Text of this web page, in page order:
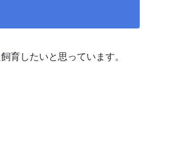
育したいと思っています。